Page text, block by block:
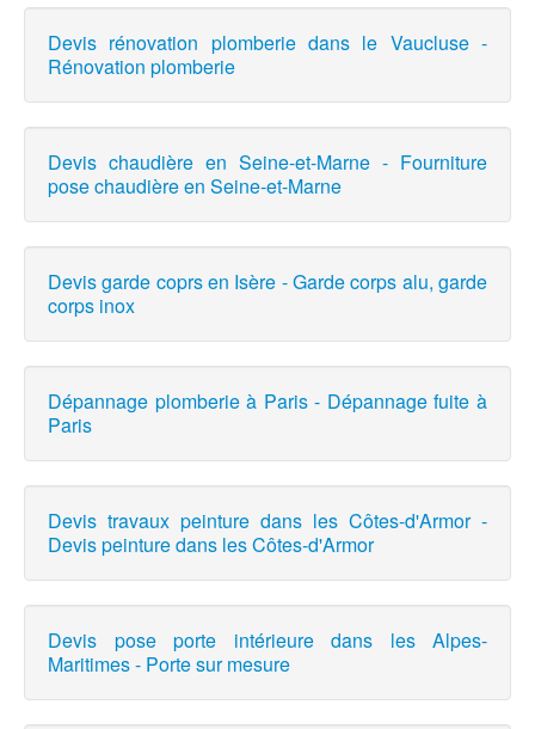
Devis rénovation plomberie dans le Vaucluse -
Rénovation plomberie
Devis chaudière en Seine-et-Marne - Fourniture
pose chaudière en Seine-et-Marne
Devis garde coprs en Isère - Garde corps alu, garde
corps inox
Dépannage plomberie à Paris - Dépannage fuite à
Paris
Devis travaux peinture dans les Côtes-d'Armor -
Devis peinture dans les Côtes-d'Armor
Devis pose porte intérieure dans les Alpes-
Maritimes - Porte sur mesure